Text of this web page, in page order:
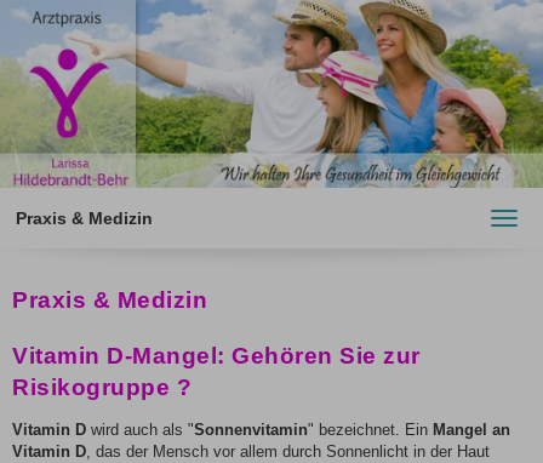
Praxis & Medizin
Praxis & Medizin
Vitamin D-Mangel: Gehören Sie zur
Risikogruppe ?
Vitamin D wird auch als "Sonnenvitamin" bezeichnet. Ein Mangel an
Vitamin D, das der Mensch vor allem durch Sonnenlicht in der Haut